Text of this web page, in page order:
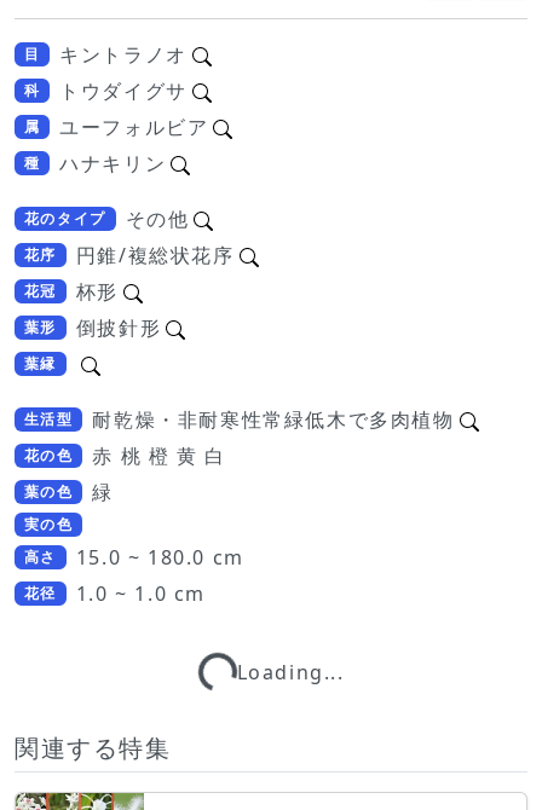
目 キントラノオ
科 トウダイグサ
属 ユーフォルビア
種 ハナキリン
花のタイプ その他
花序 円錐/複総状花序
花冠 杯形
葉形 倒披針形
葉縁
生活型 耐乾燥・非耐寒性常緑低木で多肉植物
花の色 赤 桃 橙 黄 白
葉の色 緑
実の色
高さ
15.0 ~ 180.0 cm
花径 1.0 ~ 1.0 cm
Loading...
Loading...
関連する特集